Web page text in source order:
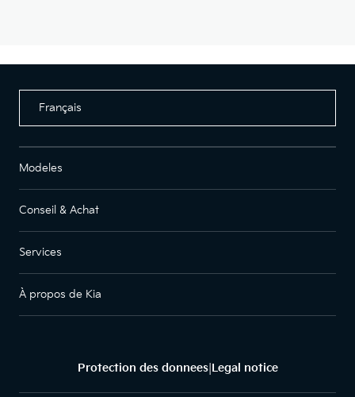
Français
Modeles
Conseil & Achat
Services
À propos de Kia
Protection des donnees| Legal notice